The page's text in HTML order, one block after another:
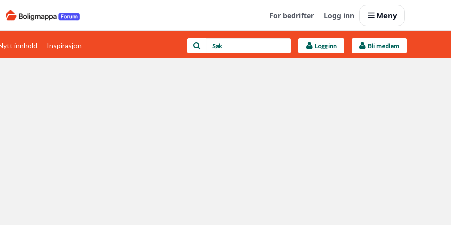
For bedrifter Logg inn Meny
Boligens papirer Last opp selv
innhold Inspirasjon Logg inn Bli medlem